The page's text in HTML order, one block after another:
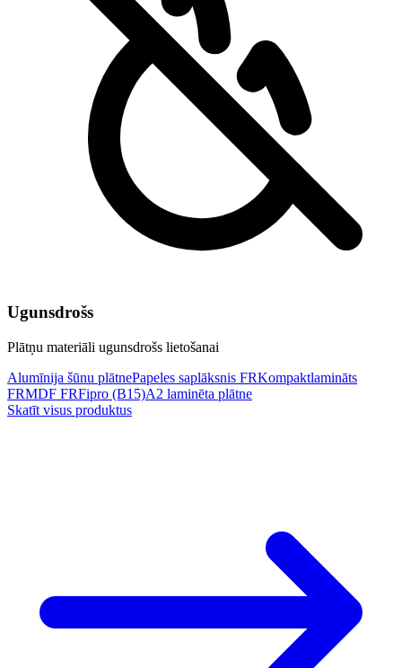
Ugunsdrošs
Plātņu materiāli ugunsdrošs lietošanai
Alumīnija šūnu plātnePapeles saplāksnis FRKompaktlamināts
FRMDF FRFipro (B15)A2 laminēta plātne
Skatīt visus produktus